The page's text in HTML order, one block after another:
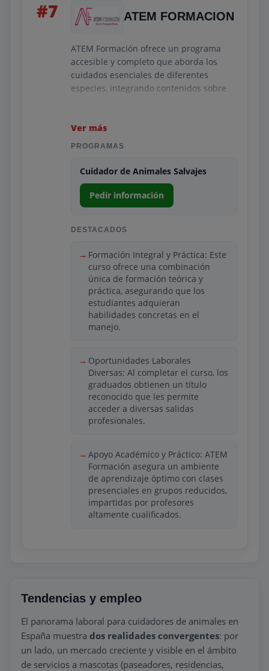
#7 ATEM FORMACION
ATEM Formación ofrece un programa
accesible y completo que aborda los
cuidados esenciales de diferentes
especies, integrando contenidos sobre
está pensada para que el alumno
comprenda las bases del bienestar
situaciones comunes dentro de centros
especializados. La formación combina
teoría clara con ejemplos prácticos que
contenido.
Asimismo, ATEM refuerza la parte
práctica mediante simulaciones y
actividades orientadas a desarrollar
habilidades en higiene, observación,
prevención y asistencia básica. El
enfoque formativo busca que los
estudiantes adquieran competencias
entornos laborales reales, aportando
seguridad y responsabilidad en el
desempeño de sus funciones. Es una
opción adecuada para quienes buscan
una preparación directa y funcional en el
ámbito del cuidado animal.
Ver más
PROGRAMAS
Cuidador de Animales Salvajes
Pedir información
DESTACADOS
Formación Integral y Práctica: Este
curso ofrece una combinación
única de formación teórica y
práctica, asegurando que los
estudiantes adquieran
habilidades concretas en el
manejo.
Oportunidades Laborales
Diversas: Al completar el curso, los
graduados obtienen un título
reconocido que les permite
acceder a diversas salidas
profesionales.
Apoyo Académico y Práctico: ATEM
Formación asegura un ambiente
de aprendizaje óptimo con clases
presenciales en grupos reducidos,
impartidas por profesores
altamente cualificados.
Tendencias y empleo
El panorama laboral para cuidadores de animales en
España muestra dos realidades convergentes: por
un lado, un mercado creciente y visible en el ámbito
de servicios a mascotas (paseadores, residencias,